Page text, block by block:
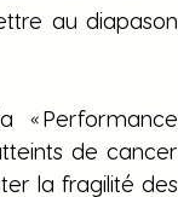
au diapason
Performance
de cancer
la fragilité des